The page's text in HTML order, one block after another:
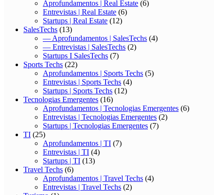
Aprofundamentos | Real Estate (6)
Entrevistas | Real Estate (6)
Startups | Real Estate (12)
SalesTechs (13)
— Aprofundamentos | SalesTechs (4)
— Entrevistas | SalesTechs (2)
Startups I SalesTechs (7)
Sports Techs (22)
Aprofundamentos | Sports Techs (5)
Entrevistas | Sports Techs (4)
Startups | Sports Techs (12)
Tecnologias Emergentes (16)
Aprofundamentos | Tecnologias Emergentes (6)
Entrevistas | Tecnologias Emergentes (2)
Startups | Tecnologias Emergentes (7)
TI (25)
Aprofundamentos | TI (7)
Entrevistas | TI (4)
Startups | TI (13)
Travel Techs (6)
Aprofundamentos | Travel Techs (4)
Entrevistas | Travel Techs (2)